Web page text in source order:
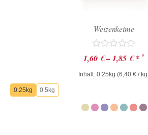
Weizenkeime
Bewertet
mit
0
von
1,60 €–1,85 €* *
Inhalt: 0.25kg (6,40 € /
0.25kg 0.5kg